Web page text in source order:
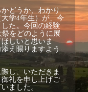
どうか、わかり
学4年生）が、今
た。今回の経験
をどのように展
しいと思いま
え賜りますよう
し、いただきま
礼を申し上げご
ました。